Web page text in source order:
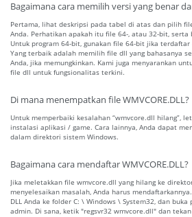
Bagaimana cara memilih versi yang benar
Pertama, lihat deskripsi pada tabel di atas dan pilih
Anda. Perhatikan apakah itu file 64-, atau 32-bit, serta
Untuk program 64-bit, gunakan file 64-bit jika terdaftar
Yang terbaik adalah memilih file dll yang bahasanya
Anda, jika memungkinkan. Kami juga menyarankan
file dll untuk fungsionalitas terkini.
Di mana menempatkan file WMVCORE.DLL?
Untuk memperbaiki kesalahan “wmvcore.dll hilang”,
instalasi aplikasi / game. Cara lainnya, Anda dapat
dalam direktori sistem Windows.
Bagaimana cara mendaftar WMVCORE.DLL?
Jika meletakkan file wmvcore.dll yang hilang ke
menyelesaikan masalah, Anda harus
DLL Anda ke folder C: \ Windows \ System32, dan
admin. Di sana, ketik "regsvr32 wmvcore.dll" dan